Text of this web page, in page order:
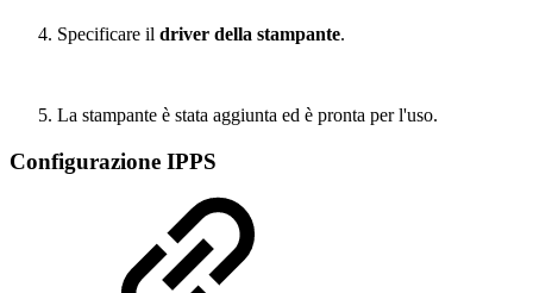
Specificare il driver della stampante.
La stampante è stata aggiunta ed è pronta per l'uso.
Configurazione IPPS